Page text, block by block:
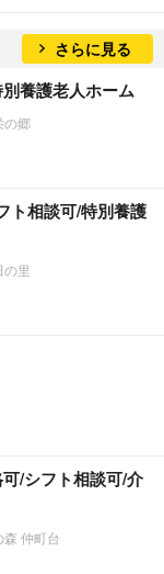
さらに見る
養護老人ホーム
の郷
ト相談可/特別養護
里
/シフト相談可/介
仲町台